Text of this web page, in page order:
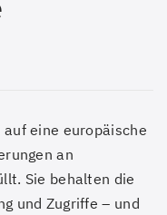
auf eine europäische
an
Sie behalten die
und Zugriffe – und